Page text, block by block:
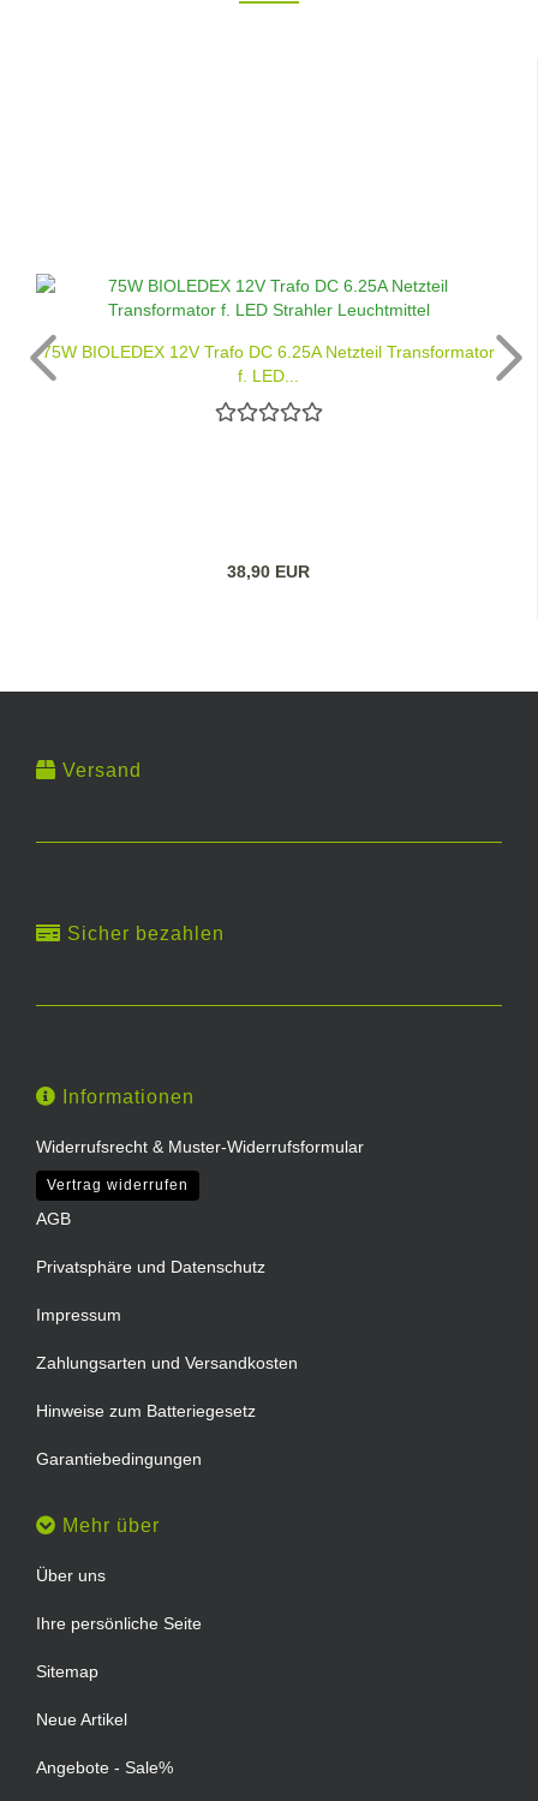
75W BIOLEDEX 12V Trafo DC 6.25A Netzteil Transformator
f. LED...
38,90 EUR
Versand
Sicher bezahlen
Informationen
Widerrufsrecht & Muster-Widerrufsformular
Vertrag widerrufen
AGB
Privatsphäre und Datenschutz
Impressum
Zahlungsarten und Versandkosten
Hinweise zum Batteriegesetz
Garantiebedingungen
Mehr über
Über uns
Ihre persönliche Seite
Sitemap
Neue Artikel
Angebote - Sale%